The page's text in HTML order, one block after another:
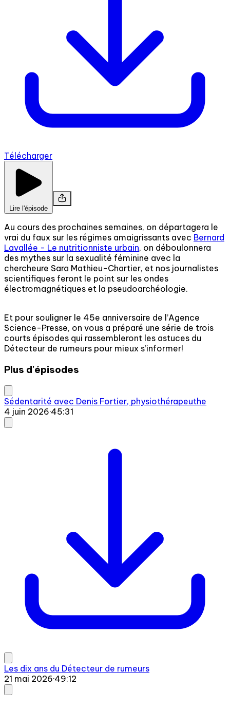
Télécharger
Lire l'épisode
Au cours des prochaines semaines, on départagera le
vrai du faux sur les régimes amaigrissants avec Bernard
Lavallée - Le nutritionniste urbain, on déboulonnera
des mythes sur la sexualité féminine avec la
chercheure Sara Mathieu-Chartier, et nos journalistes
scientifiques feront le point sur les ondes
électromagnétiques et la pseudoarchéologie.
Et pour souligner le 45e anniversaire de l’Agence
Science-Presse, on vous a préparé une série de trois
courts épisodes qui rassembleront les astuces du
Détecteur de rumeurs pour mieux s’informer!
Plus d'épisodes
Sédentarité avec Denis Fortier, physiothérapeuthe
4 juin 2026·45:31
Les dix ans du Détecteur de rumeurs
21 mai 2026·49:12